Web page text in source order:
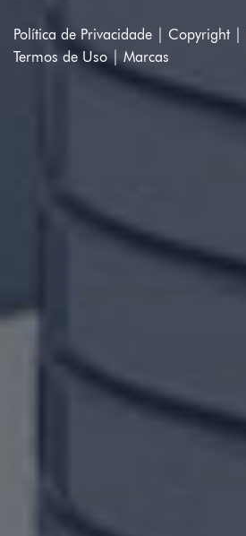
Política de Privacidade Copyright
Termos de Uso| Marcas